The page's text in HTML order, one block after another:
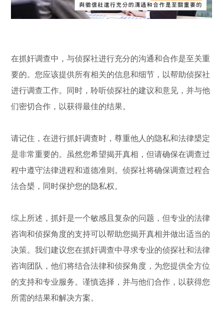
在抓奸调查中，与侦探社进行充分的沟通和合作是至关重
要的。您应该提供所有相关的信息和细节，以帮助侦探社
进行调查工作。同时，聆听侦探社的建议和意见，并与他
们密切合作，以获得最佳的结果。
请记住，在进行抓奸调查时，尊重他人的隐私和法律槼定
是非常重要的。虽然您希望揭开真相，但请确保在调查过
程中遵守法律进程和道德准则。侦探社将确保调查过程合
法合槼，同时保护您的隐私权。
综上所述，抓奸是一个敏感且复杂的问题，但专业的法律
咨询和侦探角度的支持可以帮助您揭开真相并做出适当的
决策。我们建议您在抓奸调查中寻求专业的侦探社和法律
咨询团队，他们将结合法律和侦探角度，为您提供全方位
的支持和专业服务。谨慎选择，并与他们合作，以获得您
所需的结果和解决方案。